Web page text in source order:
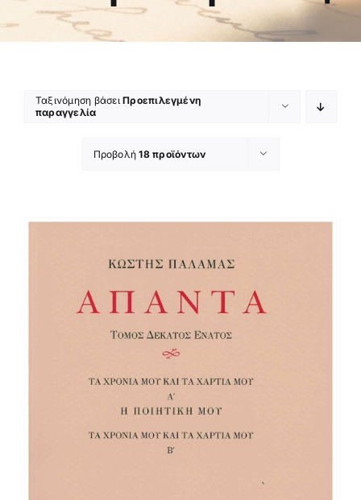
Ταξινόμηση βάσειΠροεπιλεγμένη
παραγγελία
Προβολή18 προϊόντων